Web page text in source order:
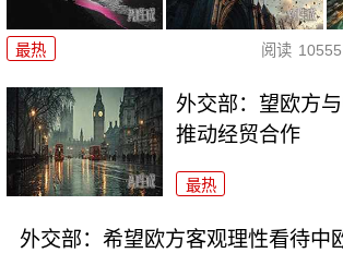
最热 阅读 10555
外交部：望欧方
推动经贸合作
最热
外交部：希望欧方客观理性看待中